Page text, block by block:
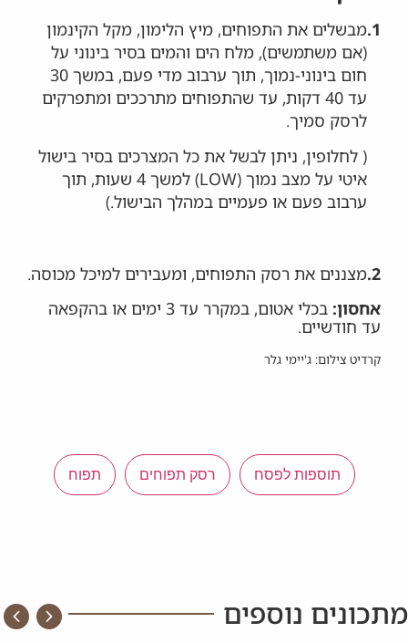
1. מבשלים את התפוחים, מיץ הלימון, מקל הקינמון
(אם משתמשים), מלח הים והמים בסיר בינוני על
חום בינוני-נמוך, תוך ערבוב מדי פעם, במשך 30
עד 40 דקות, עד שהתפוחים מתרככים ומתפרקים
לרסק סמיך.
( לחלופין, ניתן לבשל את כל המצרכים בסיר בישול
איטי על מצב נמוך (LOW) למשך 4 שעות, תוך
ערבוב פעם או פעמיים במהלך הבישול.)
2. מצננים את רסק התפוחים, ומעבירים למיכל מכוסה.
אחסון:
בכלי אטום, במקרר עד 3 ימים או בהקפאה
עד חודשיים.
קרדיט צילום: ג'יימי גלר
תוספות לפסח רסק תפוחים תפוח
מתכונים נוספים